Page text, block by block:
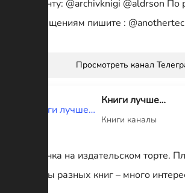
контенту: @archivknigi @aldrson
размещениям пишите :
Просмотреть канал
Книги лучше…
Книги каналы
Вишенка на издательском торте.
обзоры разных книг – много